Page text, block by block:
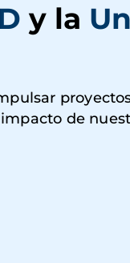
y la
de